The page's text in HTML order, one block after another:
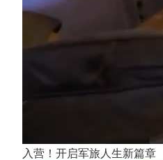
入营！开启军旅人生新篇章